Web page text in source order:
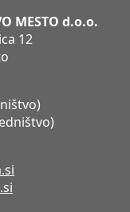
MESTO d.o.o.
12